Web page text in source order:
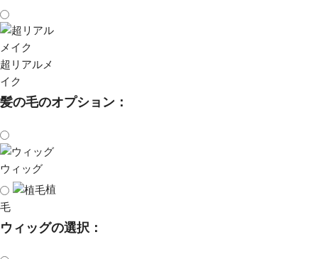
超リアルメ
イク
髪の毛のオプション：
ウィッグ
植
毛
ウィッグの選択：